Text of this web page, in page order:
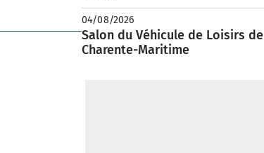
04/08/2026
Salon du Véhicule de Loisirs de
Charente-Maritime